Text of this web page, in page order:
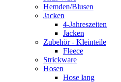
Hemden/Blusen
Jacken
4-Jahreszeiten
Jacken
Zubehör - Kleinteile
Fleece
Strickware
Hosen
Hose lang